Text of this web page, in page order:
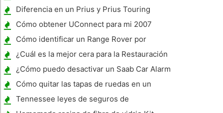
Diferencia en un Prius y Prius Touring
Cómo obtener UConnect para mi 2007
Dodge Nitro
Cómo identificar un Range Rover por
Modelo
¿Cuál es la mejor cera para la Restauración
de pintura de coches?
¿Cómo puedo desactivar un Saab Car Alarm
?
Cómo quitar las tapas de ruedas en un
Hyundai Genesis
Tennessee leyes de seguros de